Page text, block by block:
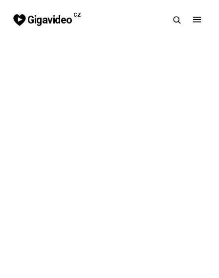
Gigavideo CZ